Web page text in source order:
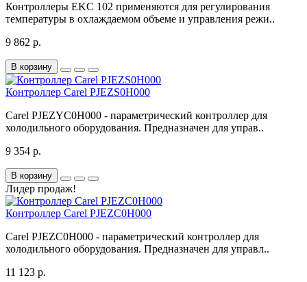
Контроллеры EKC 102 применяются для регулирования
температуры в охлаждаемом объеме и управления режи..
9 862 р.
В корзину
Контроллер Carel PJEZS0H000
Carel PJEZYC0H000 - параметрический контроллер для
холодильного оборудования. Предназначен для управ..
9 354 р.
В корзину
Лидер продаж!
Контроллер Carel PJEZC0H000
Carel PJEZC0H000 - параметрический контроллер для
холодильного оборудования. Предназначен для управл..
11 123 р.